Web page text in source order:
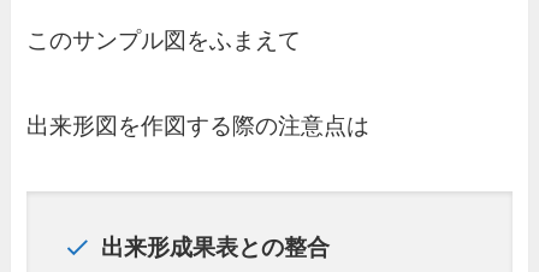
このサンプル図をふまえて
出来形図を作図する際の注意点は
出来形成果表との整合